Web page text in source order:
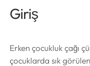
Giriş
Erken çocukluk çağı
çocuklarda sık